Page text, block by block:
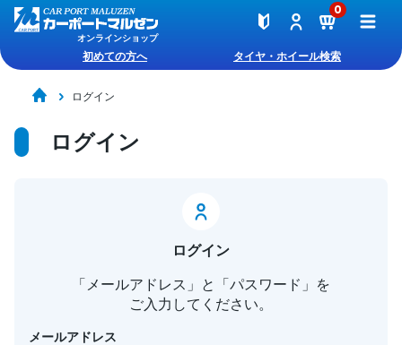
オンラインショップ
0
初めての方へ タイヤ・ホイール検索
ログイン
ログイン
ログイン
「メールアドレス」と「パスワード」を
ご入力してください。
メールアドレス